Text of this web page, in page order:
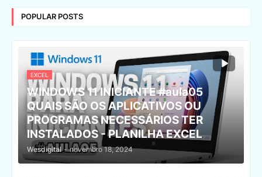
POPULAR POSTS
EXCEL
WINDOWS 11 INICIANTE #aula05
QUAIS SÃO OS APLICATIVOS OU
PROGRAMAS NECESSÁRIOS TER
INSTALADOS - PLANILHA EXCEL
Wesdigital - novembro 18, 2024